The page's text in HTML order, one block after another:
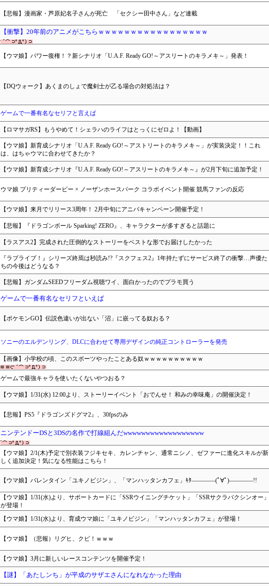
【悲報】漫画家・芦原妃名子さんが死亡 「セクシー田中さん」など連載
【衝撃】20年前のアニメがこちらｗｗｗｗｗｗｗｗｗｗｗｗｗｗｗｗｗ
【ウマ娘】パワー復権！？新シナリオ「U.A.F. Ready GO!～アスリートのキラメキ～」発表！
【DQウォーク】あくまのしょで魔剣士が乙る場合の対処法は？
ゲームで一番有名なセリフと言えば
【ロマサガRS】もうやめて！シェラハのライフはとっくにゼロよ！【動画】
【ウマ娘】新育成シナリオ「U.A.F. Ready GO!～アストリートのキラメキ～」が実装決定！！これ
は、はちゃウマに合わせてきたか？
【ウマ娘】新育成シナリオ『U.A.F. Ready GO!～アスリートのキラメキ～』が2月下旬に追加予定！
ウマ娘 プリティーダービー × ノーザンホースパーク コラボイベント開催 競馬ファンの反応
【ウマ娘】来月でリリース3周年！ 2月中旬にアニバキャンペーン開催予定！
【悲報】『ドラゴンボール Sparking! ZERO』、キャラクターが多すぎると話題に
【ラスアス2】完成された圧倒的なストーリーをベストな形でお届けしたかった
『ラブライブ！』シリーズ終焉は秒読み!?『スクフェス2』1年持たずにサービス終了の衝撃…声優た
ちの今後はどうなる？
【悲報】ガンダムSEEDフリーダム視聴ワイ、面白かったのでプラモ買う
ゲームで一番有名なセリフといえば
【ポケモンGO】伝説色違いが出ない「沼」に嵌ってる奴おる？
ソニーのエルデンリング、DLCに合わせて専用デザインの純正コントローラーを発売
【画像】小学校の頃、このスポーツやったことある奴ｗｗｗｗｗｗｗｗｗｗ
ゲームで最強キャラを使いたくないやつおる？
【ウマ娘】1/31(水) 12:00より、ストーリーイベント「おでんせ！ 和みの幸味庵」の開催決定！
【悲報】PS5『ドラゴンズドグマ2』、30fpsのみ
ニンテンドーDSと3DSの名作で打線組んだwwwwwwwwwwwwwwwwww
【ウマ娘】2/1(木)予定で別衣装フジキセキ、カレンチャン、通常ニシノ、ゼファーに進化スキルが新
しく追加決定！気になる性能はこちら！
【ウマ娘】バレンタイン「ユキノビジン」、「マンハッタンカフェ」ｷﾀ――――(ﾟ∀ﾟ)――――!!
【ウマ娘】1/31(水)より、サポートカードに「SSRウイニングチケット」「SSRサクラバクシンオー」
が登場！
【ウマ娘】1/31(水)より、育成ウマ娘に「ユキノビジン」「マンハッタンカフェ」が登場！
【ウマ娘】（悲報）リグヒ、クビ！ｗｗｗ
【ウマ娘】3月に新しいレースコンテンツを開催予定！
【謎】「あたしンち」が平成のサザエさんになれなかった理由